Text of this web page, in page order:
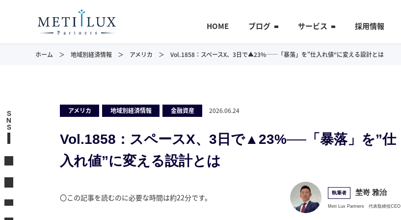
HOME ブログ サービス 採用情報
ホーム 地域別経済情報 アメリカ Vol.1858：スペースX、3日で▲23%──「暴落」を"仕入れ値"に変える設計とは
アメリカ 地域別経済情報 金融資産 2026.06.24
Vol.1858：スペースX、3日で▲23%──「暴落」を”仕
入れ値”に変える設計とは
〇この記事を読むのに必要な時間は約22分です。 執筆者 埜嵜 雅治
Meti Lux Partners 代表取締役CEO
S
N
S